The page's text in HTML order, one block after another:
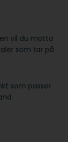
vil du motta
som tar på
som passer